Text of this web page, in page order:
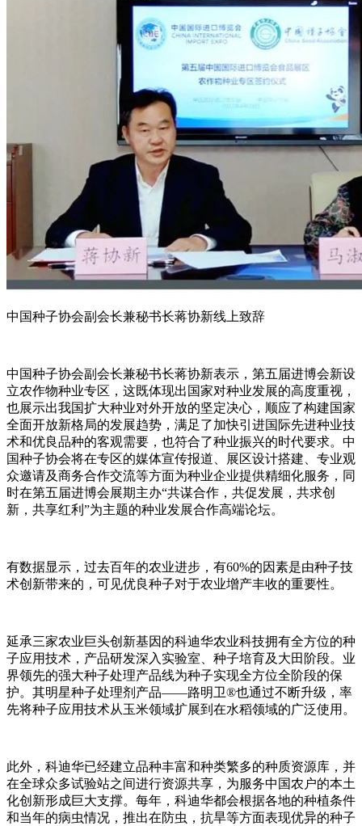
中国种子协会副会长兼秘书长蒋协新线上致辞
中国种子协会副会长兼秘书长蒋协新表示，第五届进博会新设
立农作物种业专区，这既体现出国家对种业发展的高度重视，
也展示出我国扩大种业对外开放的坚定决心，顺应了构建国家
全面开放新格局的发展趋势，满足了加快引进国际先进种业技
术和优良品种的客观需要，也符合了种业振兴的时代要求。中
国种子协会将在专区的媒体宣传报道、展区设计搭建、专业观
众邀请及商务合作交流等方面为种业企业提供精细化服务，同
时在第五届进博会展期主办“共谋合作，共促发展，共求创
新，共享红利”为主题的种业发展合作高端论坛。
有数据显示，过去百年的农业进步，有60%的因素是由种子技
术创新带来的，可见优良种子对于农业增产丰收的重要性。
延承三家农业巨头创新基因的科迪华农业科技拥有全方位的种
子应用技术，产品研发深入实验室、种子培育及大田阶段。业
界领先的强大种子处理产品线为种子实现全方位全阶段的保
护。其明星种子处理剂产品——路明卫®️也通过不断升级，率
先将种子应用技术从玉米领域扩展到在水稻领域的广泛使用。
此外，科迪华已经建立品种丰富和种类繁多的种质资源库，并
在全球众多试验站之间进行资源共享，为服务中国农户的本土
化创新形成巨大支撑。每年，科迪华都会根据各地的种植条件
和当年的病虫情况，推出在防虫，抗旱等方面表现优异的种子